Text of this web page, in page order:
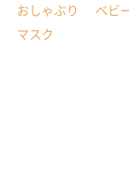
おしゃぶり ベビ
マスク